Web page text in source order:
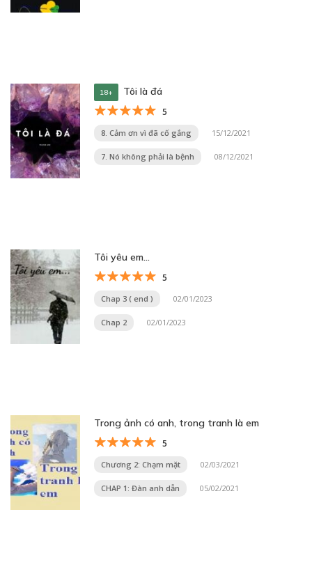
18+ Tôi là đá
5
8. Cảm ơn vì đã cố gắng 15/12/2021
7. Nó không phải là bệnh 08/12/2021
Tôi yêu em…
5
Chap 3 ( end ) 02/01/2023
Chap 2 02/01/2023
Trong ảnh có anh, trong tranh là em
5
Chương 2: Chạm mặt 02/03/2021
CHAP 1: Đàn anh dẫn 05/02/2021